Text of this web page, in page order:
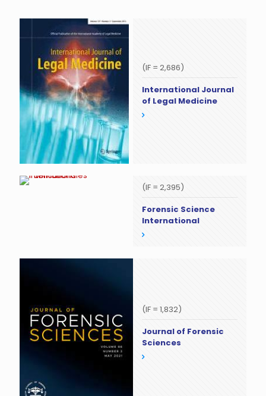
(IF = 2,686)
International Journal
of Legal Medicine
(IF = 2,395)
Forensic Science
International
(IF = 1,832)
Journal of Forensic
Sciences